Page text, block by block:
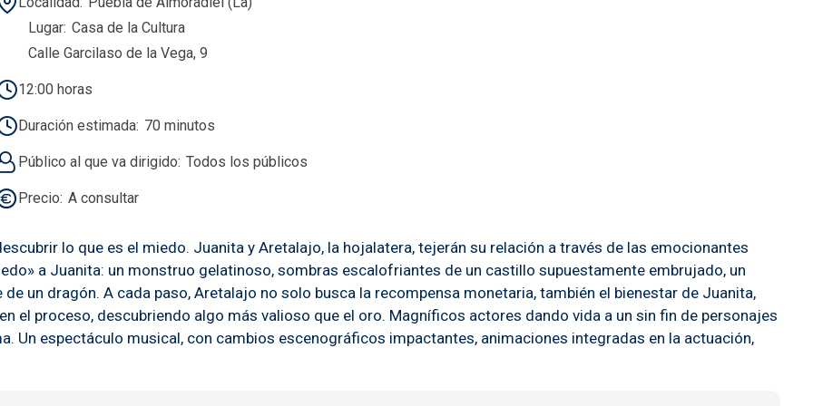
Lugar Casa de la Cultura
Calle Garcilaso de la Vega, 9
12:00 horas
Duración estimada 70 minutos
Público al que va dirigido Todos los públicos
Precio A consultar
lo que es el miedo. Juanita y Aretalajo, la hojalatera, tejerán su relación a través de las emocionantes
a Juanita: un monstruo gelatinoso, sombras escalofriantes de un castillo supuestamente embrujado, un
un dragón. A cada paso, Aretalajo no solo busca la recompensa monetaria, también el bienestar de Juanita,
el proceso, descubriendo algo más valioso que el oro. Magníficos actores dando vida a un sin fin de personajes
Un espectáculo musical, con cambios escenográficos impactantes, animaciones integradas en la actuación,